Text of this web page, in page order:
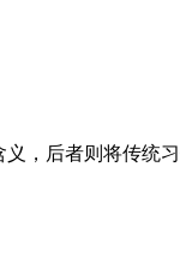
，后者则将传统